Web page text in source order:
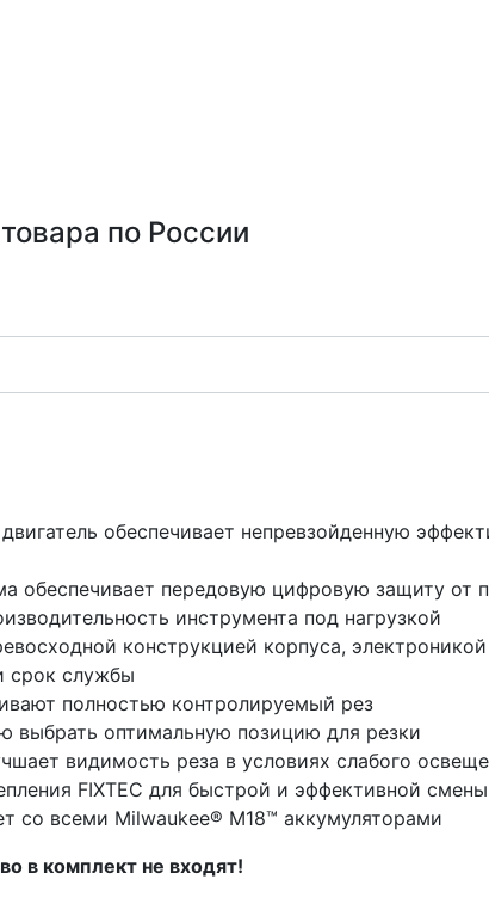
по России
обеспечивает непревзойденную
обеспечивает передовую цифровую защиту от
инструмента под нагрузкой
конструкцией корпуса,
срок службы
полностью контролируемый рез
выбрать оптимальную позицию для резки
видимость реза в условиях слабого
FIXTEC для быстрой и эффективной
со всеми Milwaukee® M18™ аккумуляторами
в комплект не входят!